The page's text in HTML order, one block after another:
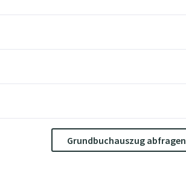
Grundbuchauszug abfragen